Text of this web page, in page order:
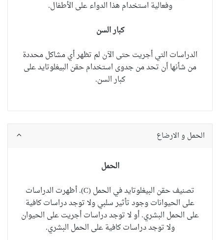
وفعالية استخدام هذا الدواء على الأطفال.
كبار السن
الدراسات التي أجريت حتى الآن لم تظهر أي مشاكل محددة
من شأنها أن تحد من جدوى استخدام حقن البيغلوتايدعلى
كبار السن.
الحمل و الارضاع
الحمل
تصنيف حقن البيغلوتايد
في الحمل (C). أظهرت الدراسات
على الحيوانات وجود تأثير سلبي ولا توجد دراسات كافية
على الحمل البشري. أو لا توجد دراسات أجريت على الحيوان
ولا توجد دراسات كافية على الحمل البشري.